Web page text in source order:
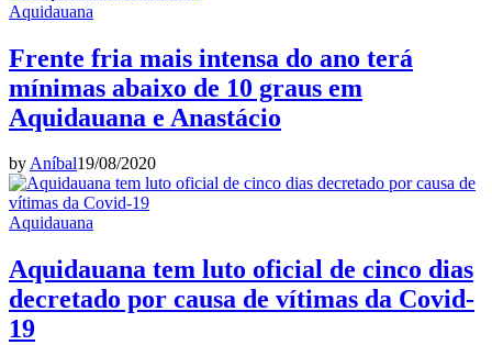
Aquidauana
Frente fria mais intensa do ano terá
mínimas abaixo de 10 graus em
Aquidauana e Anastácio
byAníbal19/08/2020
Aquidauana
Aquidauana tem luto oficial de cinco dias
decretado por causa de vítimas da Covid-
19